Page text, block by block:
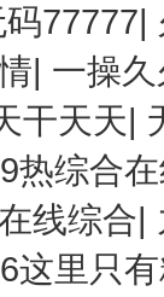
77777|
| 一操
干天天|
热综合
线综合|
这里只